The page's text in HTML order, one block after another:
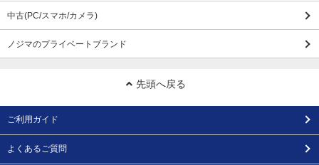
中古(PC/スマホ/カメラ)
ノジマのプライベートブランド
先頭へ戻る
ご利用ガイド
よくあるご質問